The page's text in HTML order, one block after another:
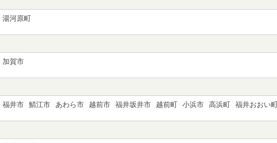
湯河原町
加賀市
福井市 鯖江市 あわら市 越前市 福井坂井市 越前町 小浜市 高浜町 福井おおい